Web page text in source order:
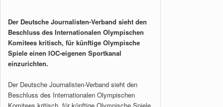
Der Deutsche Journalisten-Verband sieht den
Beschluss des Internationalen Olympischen
Komitees kritisch, für künftige Olympische
Spiele einen IOC-eigenen Sportkanal
einzurichten.
Der Deutsche Journalisten-Verband sieht den
Beschluss des Internationalen Olympischen